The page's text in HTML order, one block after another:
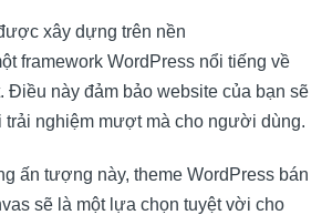
xây dựng trên nền
framework WordPress nổi tiếng về
Điều này đảm bảo website của bạn sẽ
trải nghiệm mượt mà cho người dùng.
ấn tượng này, theme WordPress bán
sẽ là một lựa chọn tuyệt vời cho